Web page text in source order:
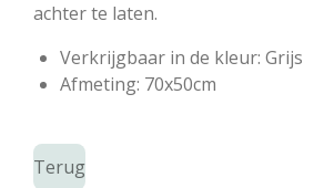
achter te laten.
Verkrijgbaar in de kleur: Grijs
Afmeting: 70x50cm
Terug